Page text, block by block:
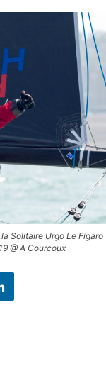
Solitaire Urgo Le Figaro
@ A Courcoux